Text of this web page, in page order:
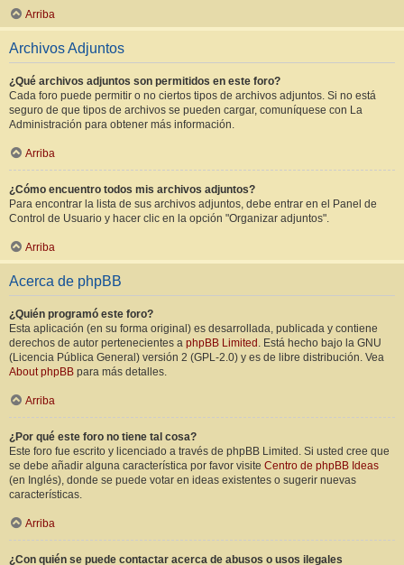
Arriba
Archivos Adjuntos
¿Qué archivos adjuntos son permitidos en este foro?
Cada foro puede permitir o no ciertos tipos de archivos adjuntos. Si no está
seguro de que tipos de archivos se pueden cargar, comuníquese con La
Administración para obtener más información.
Arriba
¿Cómo encuentro todos mis archivos adjuntos?
Para encontrar la lista de sus archivos adjuntos, debe entrar en el Panel de
Control de Usuario y hacer clic en la opción "Organizar adjuntos".
Arriba
Acerca de phpBB
¿Quién programó este foro?
Esta aplicación (en su forma original) es desarrollada, publicada y contiene
derechos de autor pertenecientes a phpBB Limited . Está hecho bajo la GNU
(Licencia Pública General) versión 2 (GPL-2.0) y es de libre distribución. Vea
About phpBB para más detalles.
Arriba
¿Por qué este foro no tiene tal cosa?
Este foro fue escrito y licenciado a través de phpBB Limited. Si usted cree que
se debe añadir alguna característica por favor visite Centro de phpBB Ideas
(en Inglés), donde se puede votar en ideas existentes o sugerir nuevas
características.
Arriba
¿Con quién se puede contactar acerca de abusos o usos ilegales